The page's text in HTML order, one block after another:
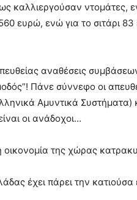
καλλιεργούσαν ντομάτες,
ευρώ, ενώ για το σιτάρι
αναθέσεις
Πάνε σύννεφο οι
Αμυντικά Συστήματα)
οι ανάδοχοι…
οικονομία της χώρας
έχει πάρει την